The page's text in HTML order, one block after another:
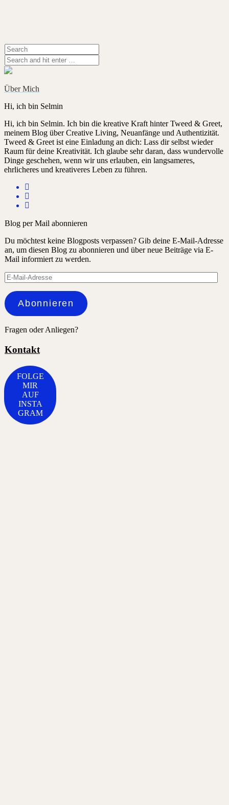
Über Mich
Hi, ich bin Selmin
Hi, ich bin Selmin. Ich bin die kreative Kraft hinter Tweed & Greet,
meinem Blog über Creative Living, Neuanfänge und Authentizität.
Tweed & Greet ist eine Einladung an dich: Lass dir selbst wieder
Raum für deine Kreativität. Ich glaube sehr daran, dass wundervolle
Dinge geschehen, wenn wir uns erlauben, ein langsameres,
ehrlicheres und kreativeres Leben zu führen.
Blog per Mail abonnieren
Du möchtest keine Blogposts verpassen? Gib deine E-Mail-Adresse
an, um diesen Blog zu abonnieren und über neue Beiträge via E-
Mail informiert zu werden.
E-
Mail-
Adresse
Abonnieren
Fragen oder Anliegen?
Kontakt
FOLGE
MIR
AUF
INSTA
GRAM